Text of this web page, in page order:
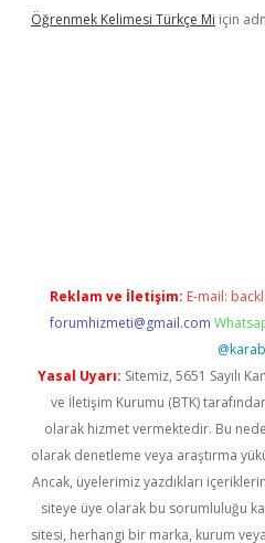
Öğrenmek Kelimesi Türkçe Mi için
Reklam ve İletişim: E-mail:
forumhizmeti@gmail.com
Yasal Uyarı: Sitemiz, 5651 Sayılı
ve İletişim Kurumu (BTK)
olarak hizmet vermektedir. Bu
olarak denetleme veya araştırma
Ancak, üyelerimiz yazdıkları
siteye üye olarak bu sorumluluğu
sitesi, herhangi bir marka, kurum